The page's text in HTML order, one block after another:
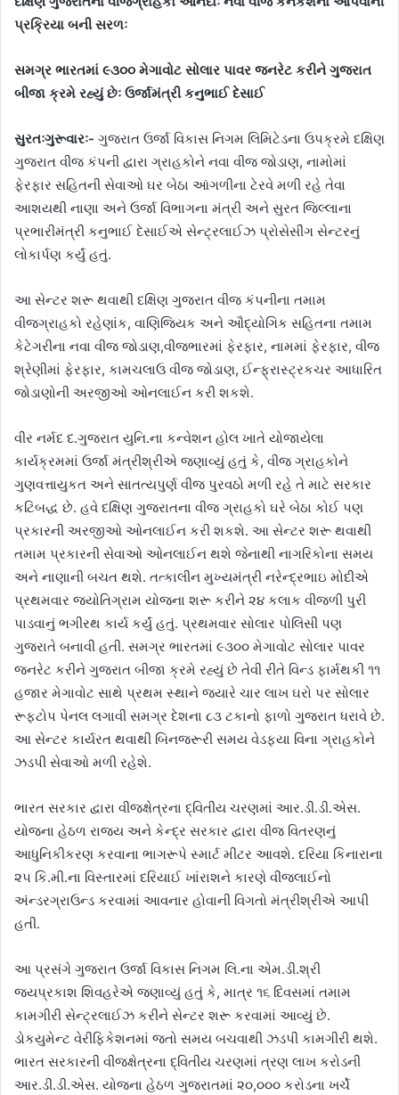
પ્રક્રિયા બની સરળઃ
સમગ્ર ભારતમાં ૯૩૦૦ મેગાવોટ સોલાર પાવર જનરેટ કરીને ગુજરાત
બીજા ક્રમે રહ્યું છેઃ ઉર્જામંત્રી કનુભાઈ દેસાઈ
સુરતઃગુરૂવારઃ- ગુજરાત ઉર્જા વિકાસ નિગમ લિમિટેડના ઉપક્રમે દક્ષિણ
ગુજરાત વીજ કંપની દ્વારા ગ્રાહકોને નવા વીજ જોડાણ, નામોમાં
ફેરફાર સહિતની સેવાઓ ઘર બેઠા આંગળીના ટેરવે મળી રહે તેવા
આશયથી નાણા અને ઉર્જા વિભાગના મંત્રી અને સુરત જિલ્લાના
પ્રભારીમંત્રી કનુભાઈ દેસાઈએ સેન્ટ્રલાઈઝ પ્રોસેસીંગ સેન્ટરનું
લોકાર્પણ કર્યું હતું.
આ સેન્ટર શરૂ થવાથી દક્ષિણ ગુજરાત વીજ કંપનીના તમામ
વીજગ્રાહકો રહેણાંક, વાણિજ્યિક અને ઔદ્યોગિક સહિતના તમામ
કેટેગરીના નવા વીજ જોડાણ,વીજભારમાં ફેરફાર, નામમાં ફેરફાર, વીજ
શ્રેણીમાં ફેરફાર, કામચલાઉ વીજ જોડાણ, ઈન્ફ્રાસ્ટ્રકચર આધારિત
જોડાણોની અરજીઓ ઓનલાઈન કરી શકશે.
વીર નર્મદ દ.ગુજરાત યુનિ.ના કન્વેશન હોલ ખાતે યોજાયેલા
કાર્યક્રમમાં ઉર્જા મંત્રીશ્રીએ જણાવ્યું હતું કે, વીજ ગ્રાહકોને
ગુણવત્તાયુકત અને સાતત્યપુર્ણ વીજ પુરવઠો મળી રહે તે માટે સરકાર
કટિબદ્ધ છે. હવે દક્ષિણ ગુજરાતના વીજ ગ્રાહકો ઘરે બેઠા કોઈ પણ
પ્રકારની અરજીઓ ઓનલાઈન કરી શકશે. આ સેન્ટર શરૂ થવાથી
તમામ પ્રકારની સેવાઓ ઓનલાઈન થશે જેનાથી નાગરિકોના સમય
અને નાણાની બચત થશે. તત્કાલીન મુખ્યમંત્રી નરેન્દ્રભાઇ મોદીએ
પ્રથમવાર જયોતિગ્રામ યોજના શરૂ કરીને ૨૪ કલાક વીજળી પુરી
પાડવાનું ભગીરથ કાર્ય કર્યું હતું. પ્રથમવાર સોલાર પોલિસી પણ
ગુજરાતે બનાવી હતી. સમગ્ર ભારતમાં ૯૩૦૦ મેગાવોટ સોલાર પાવર
જનરેટ કરીને ગુજરાત બીજા ક્રમે રહ્યું છે તેવી રીતે વિન્ડ ફાર્મથકી ૧૧
હજાર મેગાવોટ સાથે પ્રથમ સ્થાને જયારે ચાર લાખ ઘરો પર સોલાર
રૂફટોપ પેનલ લગાવી સમગ્ર દેશના ૮૩ ટકાનો ફાળો ગુજરાત ધરાવે છે.
આ સેન્ટર કાર્યરત થવાથી બિનજરૂરી સમય વેડફયા વિના ગ્રાહકોને
ઝડપી સેવાઓ મળી રહેશે.
ભારત સરકાર દ્વારા વીજક્ષેત્રના દ્વિતીય ચરણમાં આર.ડી.ડી.એસ.
યોજના હેઠળ રાજય અને કેન્દ્ર સરકાર દ્વારા વીજ વિતરણનું
આધુનિકીકરણ કરવાના ભાગરૂપે સ્માર્ટ મીટર આવશે. દરિયા કિનારાના
૨૫ કિ.મી.ના વિસ્તારમાં દરિયાઈ ખાંરાશને કારણે વીજલાઈનો
અંન્ડરગ્રાઉન્ડ કરવામાં આવનાર હોવાની વિગતો મંત્રીશ્રીએ આપી
હતી.
આ પ્રસંગે ગુજરાત ઉર્જા વિકાસ નિગમ લિ.ના એમ.ડી.શ્રી
જયપ્રકાશ શિવહરેએ જણાવ્યું હતું કે, માત્ર ૧૬ દિવસમાં તમામ
કામગીરી સેન્ટ્રલાઈઝ કરીને સેન્ટર શરૂ કરવામાં આવ્યું છે.
ડોકયુમેન્ટ વેરીફિકેશનમાં જતો સમય બચવાથી ઝડપી કામગીરી થશે.
ભારત સરકારની વીજક્ષેત્રના દ્વિતીય ચરણમાં ત્રણ લાખ કરોડની
આર.ડી.ડી.એસ. યોજના હેઠળ ગુજરાતમાં ૨૦,૦૦૦ કરોડના ખર્ચે